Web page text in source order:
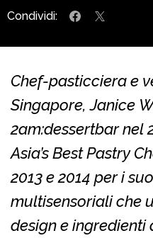
Condividi:
Chef-pasticciera e
Singapore, Janice
2am:dessertbar nel
Asia’s Best Pastry
2013 e 2014 per i
multisensoriali che
design e ingredienti